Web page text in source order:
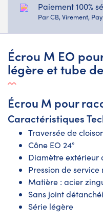
Paiement 100%
Par CB, Virement,
Écrou M EO
légère et tube
Écrou M pour
Caractéristiques
Traversée de
Cône EO 24°
Diamètre extérieur
Pression de
Matière : acier
Sans joint
Série légère